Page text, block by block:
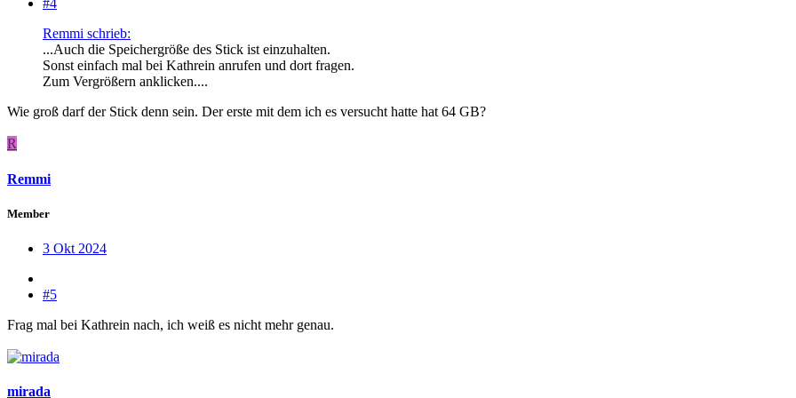
#4
Remmi schrieb:
...Auch die Speichergröße des Stick ist einzuhalten.
Sonst einfach mal bei Kathrein anrufen und dort fragen.
Zum Vergrößern anklicken....
Wie groß darf der Stick denn sein. Der erste mit dem ich es versucht hatte hat 64 GB?
R
Remmi
Member
3 Okt 2024
#5
Frag mal bei Kathrein nach, ich weiß es nicht mehr genau.
mirada